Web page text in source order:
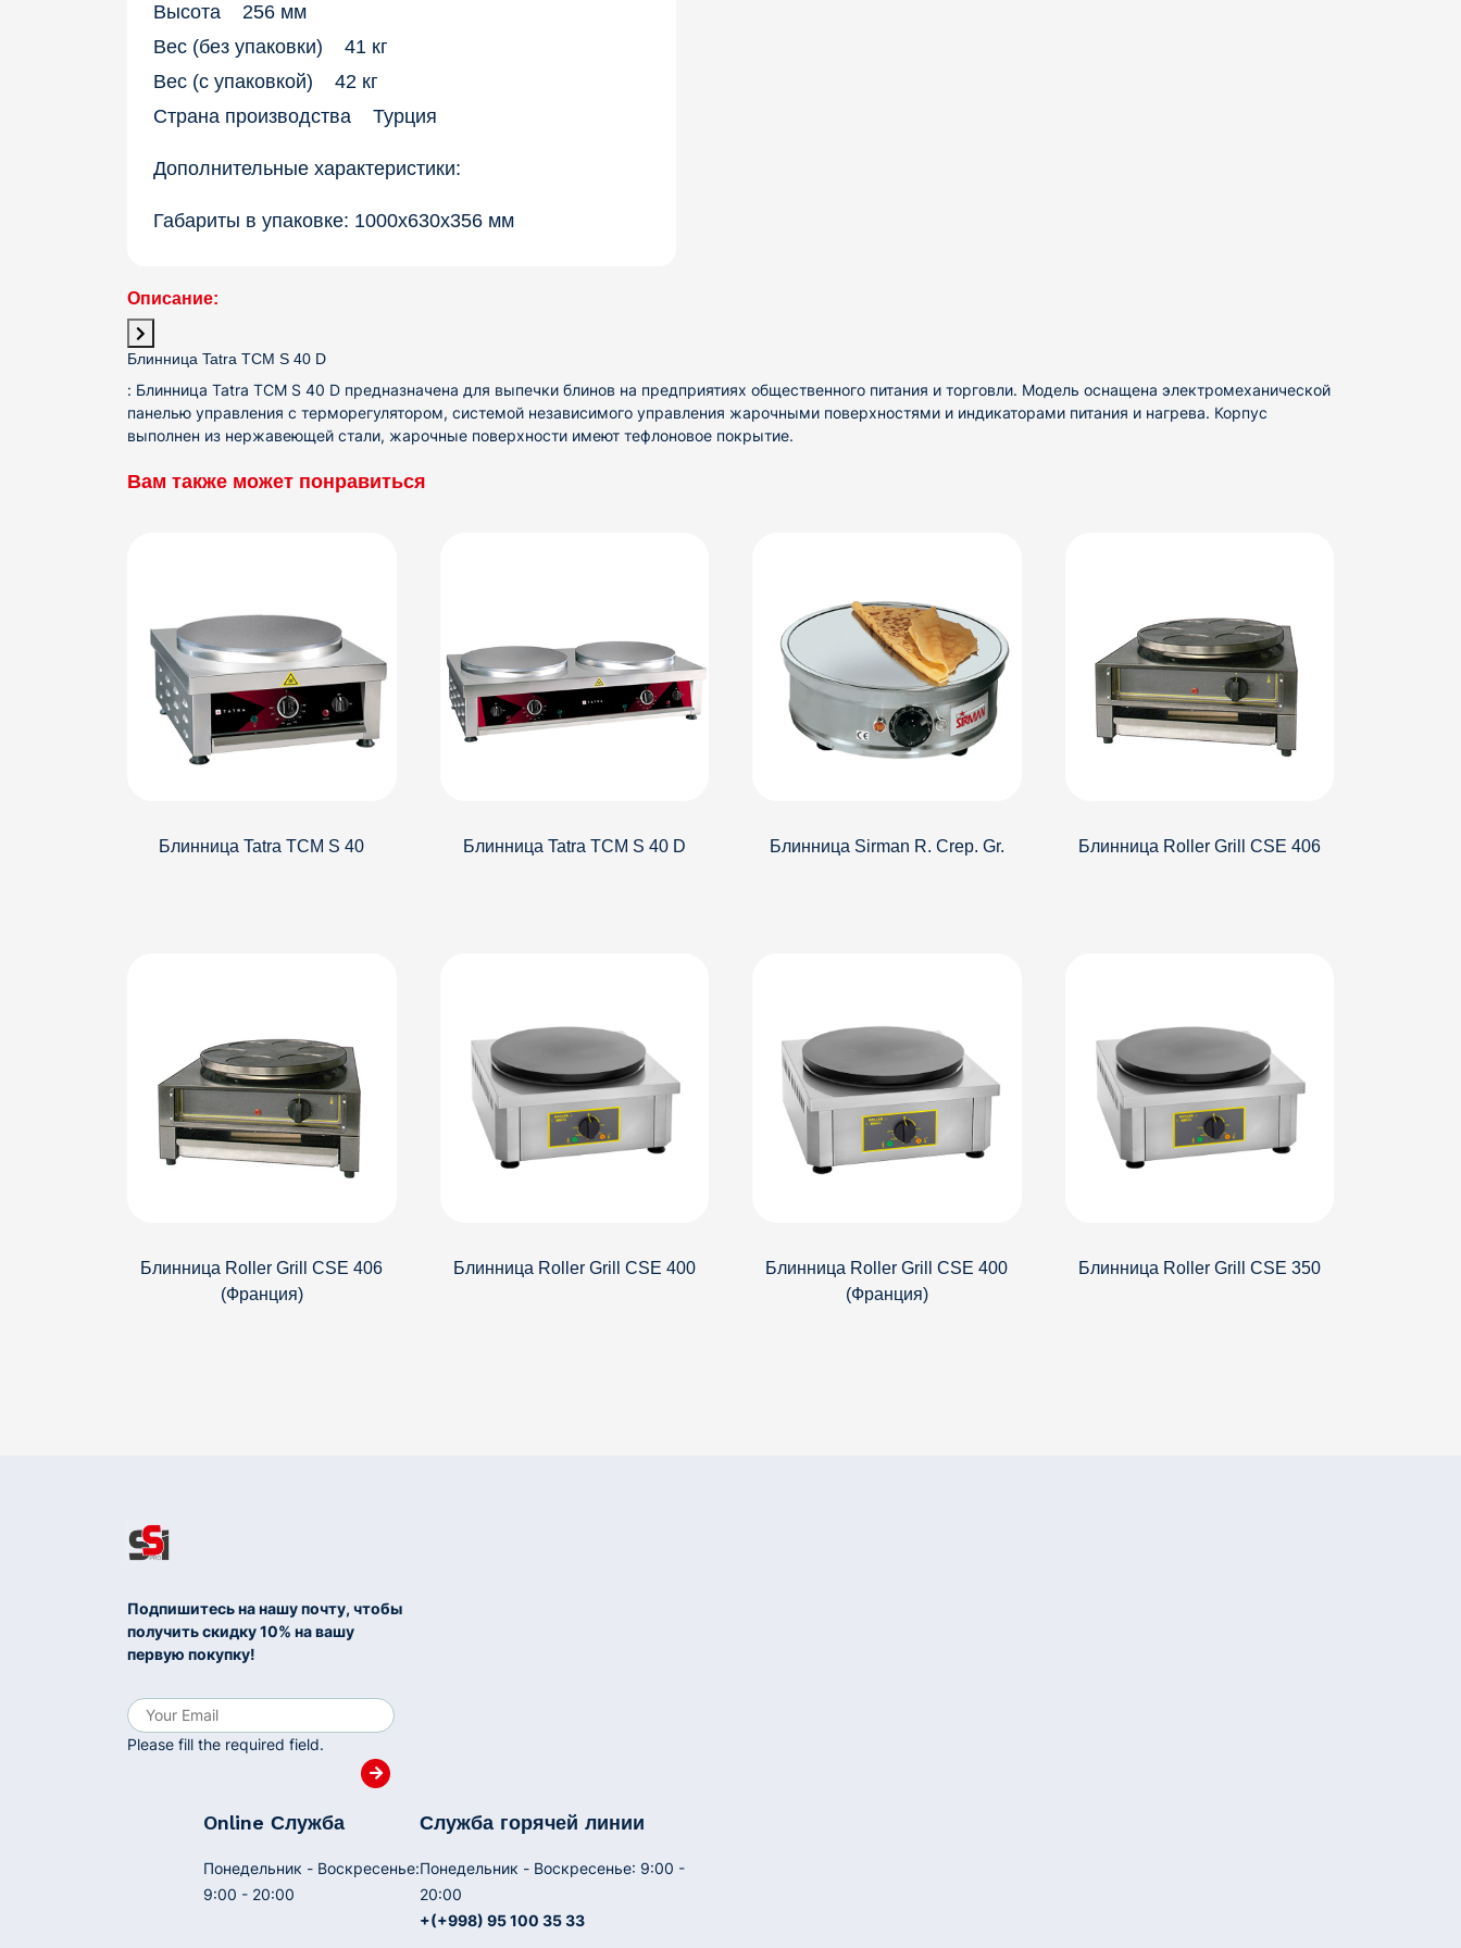
Высота 256 мм
Вес (без упаковки) 41 кг
Вес (с упаковкой) 42 кг
Страна производства Турция
Дополнительные характеристики:
Габариты в упаковке: 1000х630х356 мм
Описание:
Блинница Tatra TCM S 40 D
: Блинница Tatra​ TCM S 40 D предназначена для выпечки блинов на предприятиях общественного питания и торговли. Модель оснащена электромеханической
панелью управления с терморегулятором, системой независимого управления жарочными поверхностями и индикаторами питания и нагрева. Корпус
выполнен из нержавеющей стали, жарочные поверхности имеют тефлоновое покрытие.
Вам также может понравиться
Блинница Tatra TCM S 40 Блинница Tatra TCM S 40 D Блинница Sirman R. Crep. Gr. Блинница Roller Grill CSE 406
Блинница Roller Grill CSE 406
(Франция)
Блинница Roller Grill CSE 400
Блинница Roller Grill CSE 400
(Франция)
Блинница Roller Grill CSE 350
Подпишитесь на нашу почту, чтобы
получить скидку 10% на вашу
первую покупку!
Please fill the required field.
Online Служба
Понедельник - Воскресенье:
9:00 - 20:00
Служба горячей линии
Понедельник - Воскресенье: 9:00 -
20:00
+(+998) 95 100 35 33